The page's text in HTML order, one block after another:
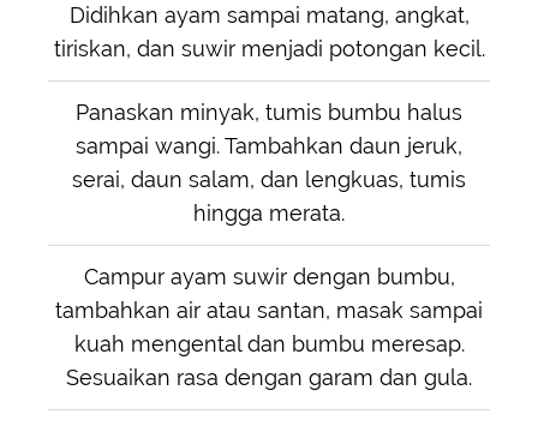
Didihkan ayam sampai matang, angkat,
tiriskan, dan suwir menjadi potongan kecil.
Panaskan minyak, tumis bumbu halus
sampai wangi. Tambahkan daun jeruk,
serai, daun salam, dan lengkuas, tumis
hingga merata.
Campur ayam suwir dengan bumbu,
tambahkan air atau santan, masak sampai
kuah mengental dan bumbu meresap.
Sesuaikan rasa dengan garam dan gula.